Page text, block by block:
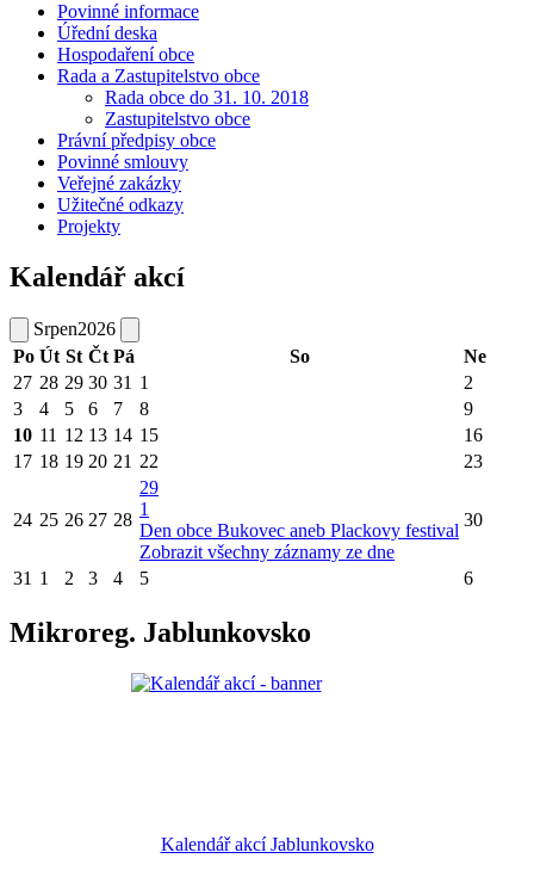
Povinné informace
Úřední deska
Hospodaření obce
Rada a Zastupitelstvo obce
Rada obce do 31. 10. 2018
Zastupitelstvo obce
Právní předpisy obce
Povinné smlouvy
Veřejné zakázky
Užitečné odkazy
Projekty
Kalendář akcí
Srpen2026
Po Út St Čt Pá So
Ne
27 28 29 30 31 1
2
3
4 5 6 7 8
9
10 11 12 13 14 15
16
17 18 19 20 21 22 23
24 25 26 27 28
29
1
Den obce Bukovec aneb Plackovy festival
Zobrazit všechny záznamy ze dne
30
31 1 2 3 4 5 6
Mikroreg. Jablunkovsko
Kalendář akcí Jablunkovsko